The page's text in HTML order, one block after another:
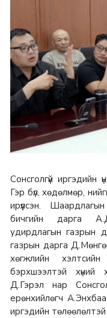
Сонсголгүй иргэдийн
Гэр бүл, хөдөлмөр,
ирүүлсэн.
бичгийн дарга
удирдлагын газрын
газрын дарга
хөгжлийн
бэрхшээлтэй хүний
Д.Гэрэл нар
ерөнхийлөгч
иргэдийн